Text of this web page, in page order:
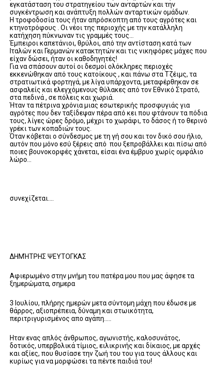
εγκατάσταση του στρατηγείου των ανταρτών και την
συγκέντρωση και ανάπτυξη πολλών ανταρτικών ομάδων.
Η τροφοδοσία τους ήταν απρόσκοπτη από τους αγρότες και
κτηνοτρόφους . Οι νέοι της περιοχής με την κατάλληλη
κατήχηση πύκνωναν τις γραμμές τους…
Έμπειροι καπετάνιοι, θρύλοι, από την αντίσταση κατά των
Ιταλών και Γερμανών κατακτητών και τις νικηφόρες μάχες που
είχαν δώσει, ήταν οι καθοδηγητές!
Για να σπάσουν αυτοί οι δεσμοί ολόκληρες περιοχές
εκκενώθηκαν από τους κατοίκους , και πάνω στα Τζέιμς, τα
στρατιωτικά φορτηγά, με λίγα υπάρχοντα, μεταφέρθηκαν σε
ασφαλείς και ελεγχόμενους θύλακες από τον Εθνικό Στρατό,
στα πεδινά , σε πόλεις και χωριά.
Ήταν τα πέτρινα χρόνια μιας εσωτερικής προσφυγιάς για
αγρότες που δεν ταξίδεψαν πέρα από κει που φτάνουν τα πόδια
τους, λίγες ώρες δρόμο, μέχρι το χωράφι, το δάσος ή το θερινό
γρέκι των κοπαδιών τους.
Όταν κόβεται ο σύνδεσμος με τη γή σου και τον δικό σου ήλιο,
αυτόν που μόνο εσύ ξέρεις από που ξεπροβάλλει και πίσω από
ποιες βουνοκορφές χάνεται, είσαι ένα έμβρυο χωρίς ομφάλιο
λώρο…
συνεχίζεται….
ΔΗΜΉΤΡΗΣ ΨΕΥΤΟΓΚΑΣ
Αφιερωμένο στην μνήμη του πατέρα μου που μας άφησε τα
ξημερώματα, σημερα
3 Ιουλίου, πλήρης ημερών μετα σύντομη μάχη που έδωσε με
θάρρος, αξιοπρέπεια, δύναμη και στωικότητα,
περιτριγυρισμένος απο αγάπη…..
Ηταν ενας απλός άνθρωπος, αγωνιστής, καλοσυνάτος,
δοτικός, υπερβολικά τίμιος, ειλικρινής και δίκαιος, με αρχές
και αξίες, που θυσίασε την ζωή του του για τους άλλους και
κυρίως για να μορφώσει τα πέντε παιδιά του!